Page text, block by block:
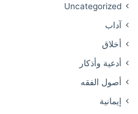
Uncategorized
آداب
أخلاق
أدعية وأذكار
أصول الفقه
إيمانية